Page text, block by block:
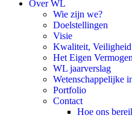
Over WL
Wie zijn we?
Doelstellingen
Visie
Kwaliteit,
Het Eigen
WL jaarverslag
Wetenschappelijke
Portfolio
Contact
Hoe ons